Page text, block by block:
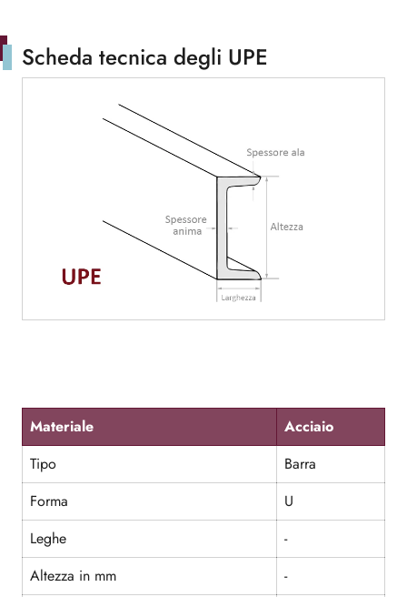
Scheda tecnica degli UPE
Materiale Acciaio
Tipo
Barra
Forma
U
Leghe
-
Altezza in mm
-